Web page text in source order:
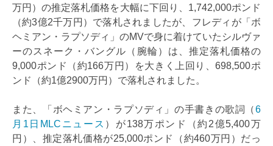
万円）の推定落札価格を大幅に下回り、1,742,000ポンド
（約3億2千万円）で落札されましたが、フレディが「ボ
ヘミアン・ラプソディ」のMVで身に着けていたシルヴァ
ーのスネーク・バングル（腕輪）は、推定落札価格の
9,000ポンド（約166万円）を大きく上回り、698,500ポ
ンド（約1億2900万円）で落札されました。
また、「ボヘミアン・ラプソディ」の手書きの歌詞（6
月1日MLCニュース ）が138万ポンド（約2億5,400万
円）、推定落札価格が25,000ポンド（約460万円）だっ